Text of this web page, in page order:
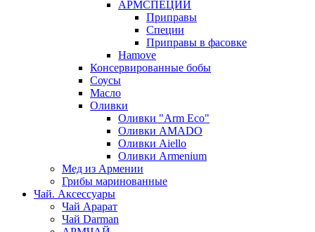
АРМСПЕЦИИ
Приправы
Специи
Приправы в фасовке
Hamove
Консервированные бобы
Соусы
Масло
Оливки
Оливки "Arm Eco"
Оливки AMADO
Оливки Aiello
Оливки Armenium
Мед из Армении
Грибы маринованные
Чай. Аксессуары
Чай Арарат
Чай Darman